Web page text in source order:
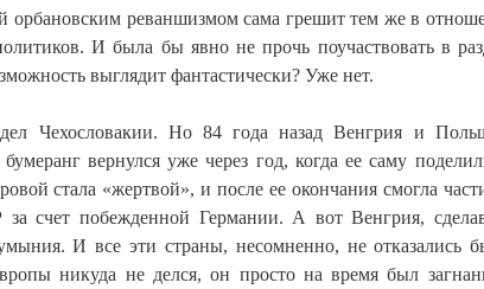
орбановским реваншизмом сама грешит тем же в
И была бы явно не прочь поучаствовать в
выглядит фантастически? Уже нет.
Чехословакии. Но 84 года назад Венгрия и
вернулся уже через год, когда ее саму
стала «жертвой», и после ее окончания смогла
счет побежденной Германии. А вот Венгрия,
И все эти страны, несомненно, не отказались
никуда не делся, он просто на время был